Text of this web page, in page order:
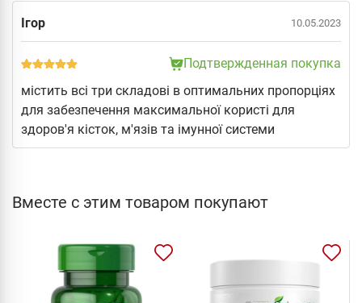
Ігор 10.05.2023
Подтвержденная покупка
містить всі три складові в оптимальних пропорціях
для забезпечення максимальної користі для
здоров'я кісток, м'язів та імунної системи
Вместе с этим товаром покупают